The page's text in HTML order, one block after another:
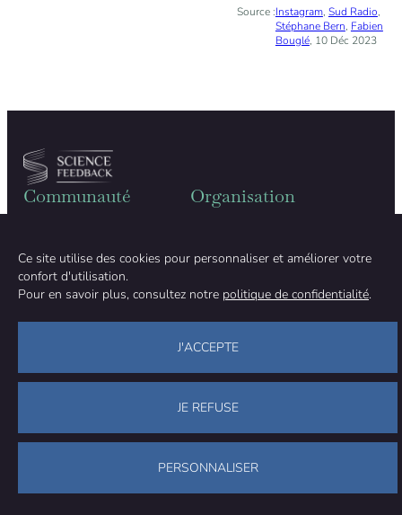
Ce site utilise des cookies pour personnaliser et améliorer votre
confort d'utilisation.
Pour en savoir plus, consultez notre politique de confidentialité.
J'ACCEPTE
JE REFUSE
PERSONNALISER
qui empêche les
gens de dormir
Source :Instagram, Sud Radio,
Stéphane Bern, Fabien
Bouglé, 10 Déc 2023
Communauté
INDÉPENDANCE ÉDITORIALE
Organisation
MENTIONS LÉGALES
Rester en contact
Science Feedback – Ce travail est sous licence Creative Commons
Attribution-Utilisation non commerciale-Partage dans les mêmes